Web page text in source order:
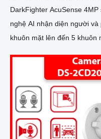
DarkFighter AcuSense
nghệ AI nhận diện người
khuôn mặt lên đến 5 khuôn